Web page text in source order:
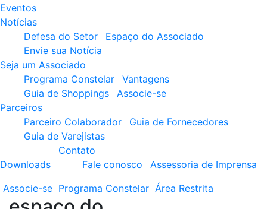
Eventos
Notícias
Defesa do Setor
Espaço do Associado
Envie sua Notícia
Seja um Associado
Programa Constelar
Vantagens
Guia de Shoppings
Associe-se
Parceiros
Parceiro Colaborador
Guia de Fornecedores
Guia de Varejistas
Downloads
Contato
Fale conosco
Assessoria de Imprensa
Associe-se Programa Constelar Área Restrita